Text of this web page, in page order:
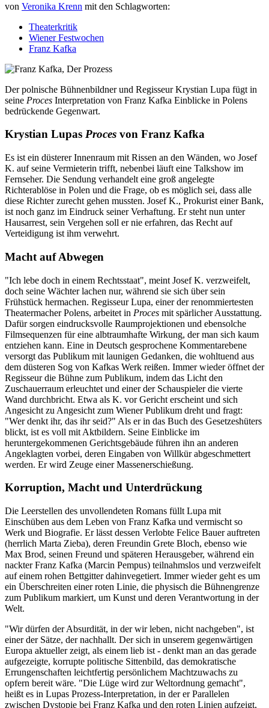
von Veronika Krenn mit den Schlagworten:
Theaterkritik
Wiener Festwochen
Franz Kafka
Der polnische Bühnenbildner und Regisseur Krystian Lupa fügt in
seine Proces Interpretation von Franz Kafka Einblicke in Polens
bedrückende Gegenwart.
Krystian Lupas Proces von Franz Kafka
Es ist ein düsterer Innenraum mit Rissen an den Wänden, wo Josef
K. auf seine Vermieterin trifft, nebenbei läuft eine Talkshow im
Fernseher. Die Sendung verhandelt eine groß angelegte
Richterablöse in Polen und die Frage, ob es möglich sei, dass alle
diese Richter zurecht gehen mussten. Josef K., Prokurist einer Bank,
ist noch ganz im Eindruck seiner Verhaftung. Er steht nun unter
Hausarrest, sein Vergehen soll er nie erfahren, das Recht auf
Verteidigung ist ihm verwehrt.
Macht auf Abwegen
"Ich lebe doch in einem Rechtsstaat", meint Josef K. verzweifelt,
doch seine Wächter lachen nur, während sie sich über sein
Frühstück hermachen. Regisseur Lupa, einer der renommiertesten
Theatermacher Polens, arbeitet in Proces mit spärlicher Ausstattung.
Dafür sorgen eindrucksvolle Raumprojektionen und ebensolche
Filmsequenzen für eine albtraumhafte Wirkung, der man sich kaum
entziehen kann. Eine in Deutsch gesprochene Kommentarebene
versorgt das Publikum mit launigen Gedanken, die wohltuend aus
dem düsteren Sog von Kafkas Werk reißen. Immer wieder öffnet der
Regisseur die Bühne zum Publikum, indem das Licht den
Zuschauerraum erleuchtet und einer der Schauspieler die vierte
Wand durchbricht. Etwa als K. vor Gericht erscheint und sich
Angesicht zu Angesicht zum Wiener Publikum dreht und fragt:
"Wer denkt ihr, das ihr seid?" Als er in das Buch des Gesetzeshüters
blickt, ist es voll mit Aktbildern. Seine Einblicke im
heruntergekommenen Gerichtsgebäude führen ihn an anderen
Angeklagten vorbei, deren Eingaben von Willkür abgeschmettert
werden. Er wird Zeuge einer Massenerschießung.
Korruption, Macht und Unterdrückung
Die Leerstellen des unvollendeten Romans füllt Lupa mit
Einschüben aus dem Leben von Franz Kafka und vermischt so
Werk und Biografie. Er lässt dessen Verlobte Felice Bauer auftreten
(herrlich Marta Zieba), deren Freundin Grete Bloch, ebenso wie
Max Brod, seinen Freund und späteren Herausgeber, während ein
nackter Franz Kafka (Marcin Pempus) teilnahmslos und verzweifelt
auf einem rohen Bettgitter dahinvegetiert. Immer wieder geht es um
ein Überschreiten einer roten Linie, die physisch die Bühnengrenze
zum Publikum markiert, um Kunst und deren Verantwortung in der
Welt.
"Wir dürfen der Absurdität, in der wir leben, nicht nachgeben", ist
einer der Sätze, der nachhallt. Der sich in unserem gegenwärtigen
Europa aktueller zeigt, als einem lieb ist - denkt man an das gerade
aufgezeigte, korrupte politische Sittenbild, das demokratische
Errungenschaften leichtfertig persönlichem Machtzuwachs zu
opfern bereit wäre. "Die Lüge wird zur Weltordnung gemacht",
heißt es in Lupas Prozess-Interpretation, in der er Parallelen
zwischen Dystopie bei Franz Kafka und den roten Linien aufzeigt,